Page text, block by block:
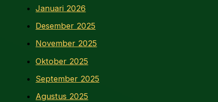
Januari 2026
Desember 2025
November 2025
Oktober 2025
September 2025
Agustus 2025